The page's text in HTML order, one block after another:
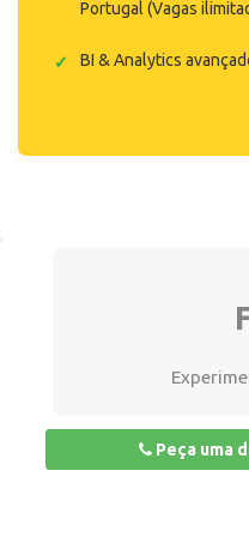
Portugal (Vagas
BI & Analytics
Peça uma